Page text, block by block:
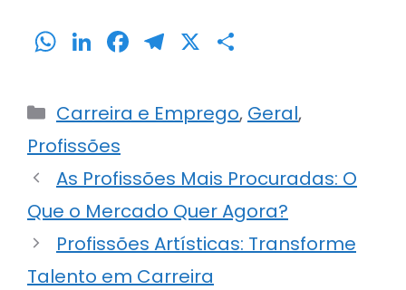
W
a
ts
A
p
p
Li
k
e
dI
n
F
c
e
o
o
k
T
e
gr
m
X
ar
e
Categorias
Carreira e Emprego, Geral,
Profissões
As Profissões Mais Procuradas: O
Que o Mercado Quer Agora?
Profissões Artísticas: Transforme
Talento em Carreira